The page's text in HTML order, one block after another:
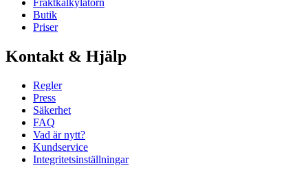
Fraktkalkylatorn
Butik
Priser
Kontakt & Hjälp
Regler
Press
Säkerhet
FAQ
Vad är nytt?
Kundservice
Integritetsinställningar